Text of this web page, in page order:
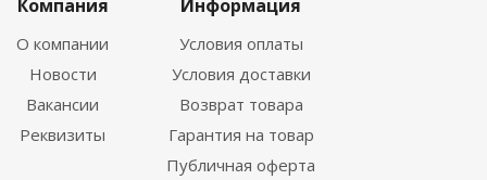
Компания
О компании
Новости
Вакансии
Реквизиты
Информация
Условия оплаты
Условия доставки
Возврат товара
Гарантия на товар
Публичная оферта